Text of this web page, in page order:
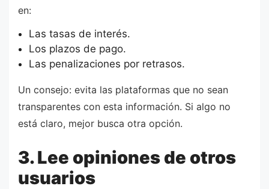
en:
Las tasas de interés.
Los plazos de pago.
Las penalizaciones por retrasos.
Un consejo: evita las plataformas que no sean
transparentes con esta información. Si algo no
está claro, mejor busca otra opción.
3. Lee opiniones de otros
usuarios